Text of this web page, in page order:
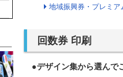
地域振興券・プレミ
回数券 印刷
●デザイン集から選ん